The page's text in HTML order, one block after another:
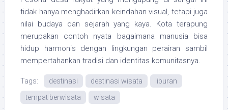
tidak hanya menghadirkan keindahan visual, tetapi juga
nilai budaya dan sejarah yang kaya. Kota terapung
merupakan contoh nyata bagaimana manusia bisa
hidup harmonis dengan lingkungan perairan sambil
mempertahankan tradisi dan identitas komunitasnya.
Tags: destinasi destinasi wisata
liburan
tempat berwisata
wisata